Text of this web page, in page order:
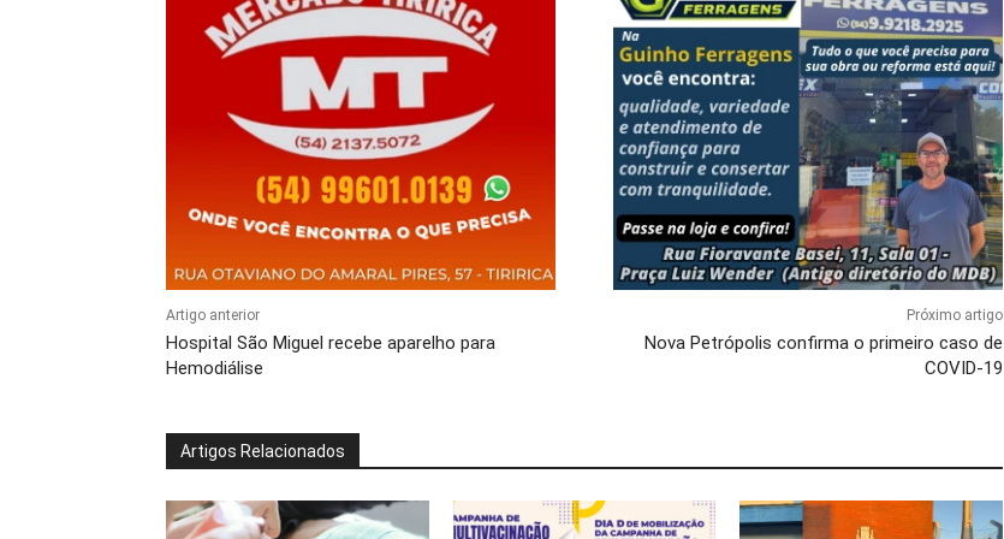
Artigo anterior
Hospital São Miguel recebe aparelho para
Hemodiálise
Próximo artigo
Nova Petrópolis confirma o primeiro caso de
COVID-19
Artigos Relacionados